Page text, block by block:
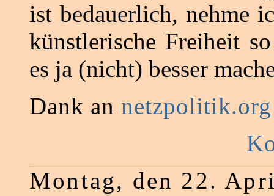
ist bedauerlich, nehme
künstlerische Freiheit
es ja (nicht) besser
Dank an netzpolitik.org
Montag, den 22.